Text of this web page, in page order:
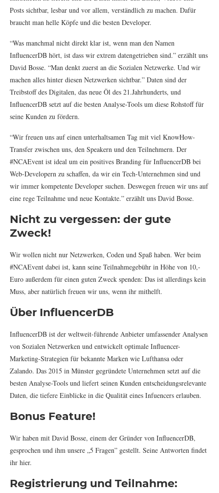
Posts sichtbar, lesbar und vor allem, verständlich zu machen. Dafür
braucht man helle Köpfe und die besten Developer.
“Was manchmal nicht direkt klar ist, wenn man den Namen
InfluencerDB hört, ist dass wir extrem datengetrieben sind.” erzählt uns
David Bosse. “Man denkt zuerst an die Sozialen Netzwerke. Und wir
machen alles hinter diesen Netzwerken sichtbar.” Daten sind der
Treibstoff des Digitalen, das neue Öl des 21.Jahrhunderts, und
InfluencerDB setzt auf die besten Analyse-Tools um diese Rohstoff für
seine Kunden zu fördern.
“Wir freuen uns auf einen unterhaltsamen Tag mit viel KnowHow-
Transfer zwischen uns, den Speakern und den Teilnehmern. Der
#NCAEvent ist ideal um ein positives Branding für InfluencerDB bei
Web-Developern zu schaffen, da wir ein Tech-Unternehmen sind und
wir immer kompetente Developer suchen. Deswegen freuen wir uns auf
eine rege Teilnahme und neue Kontakte.” erzählt uns David Bosse.
Nicht zu vergessen: der gute
Zweck!
Wir wollen nicht nur Netzwerken, Coden und Spaß haben. Wer beim
#NCAEvent dabei ist, kann seine Teilnahmegebühr in Höhe von 10,-
Euro außerdem für einen guten Zweck spenden: Das ist allerdings kein
Muss, aber natürlich freuen wir uns, wenn ihr mithelft.
Über InfluencerDB
InfluencerDB ist der weltweit-führende Anbieter umfassender Analysen
von Sozialen Netzwerken und entwickelt optimale Influencer-
Marketing-Strategien für bekannte Marken wie Lufthansa oder
Zalando. Das 2015 in Münster gegründete Unternehmen setzt auf die
besten Analyse-Tools und liefert seinen Kunden entscheidungsrelevante
Daten, die tiefere Einblicke in die Qualität eines Infuencers erlauben.
Bonus Feature!
Wir haben mit David Bosse, einem der Gründer von InfluencerDB,
gesprochen und ihm unsere „5 Fragen” gestellt. Seine Antworten findet
ihr hier.
Registrierung und Teilnahme: